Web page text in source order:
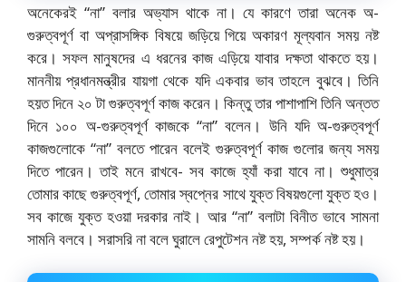
অনেকেরই “না” বলার অভ্যাস থাকে না। যে কারণে তারা অনেক অ-
গুরুত্বপূর্ণ বা অপ্রাসঙ্গিক বিষয়ে জড়িয়ে গিয়ে অকারণ মূল্যবান সময় নষ্ট
করে। সফল মানুষদের এ ধরনের কাজ এড়িয়ে যাবার দক্ষতা থাকতে হয়।
মাননীয় প্রধানমন্ত্রীর যায়গা থেকে যদি একবার ভাব তাহলে বুঝবে। তিনি
হয়ত দিনে ২০ টা গুরুত্বপূর্ণ কাজ করেন। কিন্তু তার পাশাপাশি তিনি অন্তত
দিনে ১০০ অ-গুরুত্বপূর্ণ কাজকে “না” বলেন। উনি যদি অ-গুরুত্বপূর্ণ
কাজগুলোকে “না” বলতে পারেন বলেই গুরুত্বপূর্ণ কাজ গুলোর জন্য সময়
দিতে পারেন। তাই মনে রাখবে- সব কাজে হ্যাঁ করা যাবে না। শুধুমাত্র
তোমার কাছে গুরুত্বপূর্ণ, তোমার স্বপ্নের সাথে যুক্ত বিষয়গুলো যুক্ত হও।
সব কাজে যুক্ত হওয়া দরকার নাই। আর “না” বলাটা বিনীত ভাবে সামনা
সামনি বলবে। সরাসরি না বলে ঘুরালে রেপুটেশন নষ্ট হয়, সম্পর্ক নষ্ট হয়।